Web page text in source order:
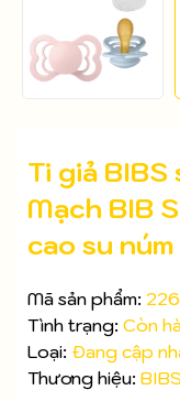
Ti giả
Mạch BIB
cao su
Mã sản phẩm:
Tình trạng: Còn
Loại: Đang cập
Thương hiệu: BIBS